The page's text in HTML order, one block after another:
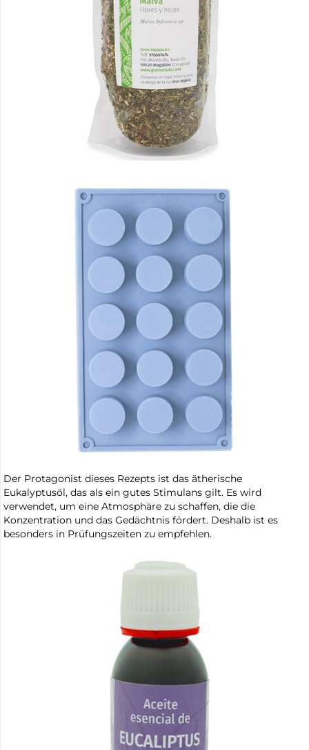
Der Protagonist dieses Rezepts ist das ätherische
Eukalyptusöl, das als ein gutes Stimulans gilt. Es wird
verwendet, um eine Atmosphäre zu schaffen, die die
Konzentration und das Gedächtnis fördert. Deshalb ist es
besonders in Prüfungszeiten zu empfehlen.